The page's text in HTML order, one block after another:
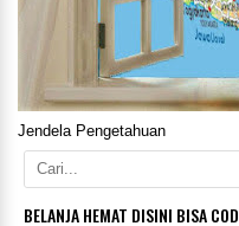
Jendela Pengetahuan
BELANJA HEMAT DISINI BISA COD